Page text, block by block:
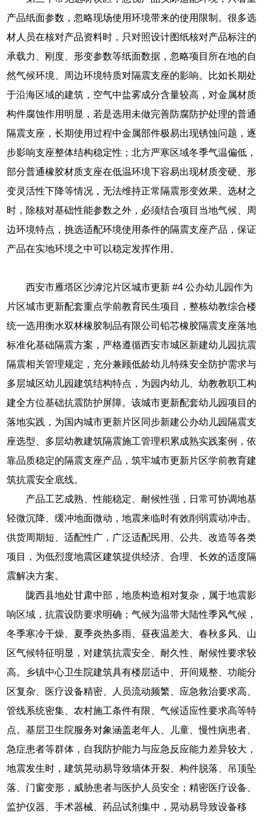
产品纸面参数，忽略现场使用环境带来的使用限制。很多选
材人员在核对产品资料时，只对照设计图纸核对产品标注的
承载力、刚度、形变参数等纸面数据，忽略项目所在地的自
然气候环境、周边环境特质对隔震支座的影响。比如长期处
于沿海区域的建筑，空气中盐雾成分含量较高，对金属材质
构件腐蚀作用明显，若是选用未做完善防腐防护处理的普通
隔震支座，长期使用过程中金属部件极易出现锈蚀问题，逐
步影响支座整体结构稳定性；北方严寒区域冬季气温偏低，
部分普通橡胶材质支座在低温环境下容易出现材质变硬、形
变灵活性下降等情况，无法维持正常隔震形变效果。选材之
时，除核对基础性能参数之外，必须结合项目当地气候、周
边环境特点，挑选适配环境使用条件的隔震支座产品，保证
产品在实地环境之中可以稳定发挥作用。
西安市雁塔区沙滹沱片区城市更新 #4 公办幼儿园作为
片区城市更新配套重点学前教育民生项目，整栋幼教综合楼
统一选用衡水双林橡胶制品有限公司铅芯橡胶隔震支座落地
标准化基础隔震方案，严格遵循西安市城区新建幼儿园抗震
隔震相关管理规定，充分兼顾低龄幼儿特殊安全防护需求与
多层城区幼儿园建筑结构特点，为园内幼儿、幼教教职工构
建全方位基础抗震防护屏障。该城市更新配套幼儿园项目的
落地实践，为国内城市更新片区同步新建公办幼儿园隔震支
座选型、多层幼教建筑隔震施工管理积累成熟实践案例，依
靠品质稳定的隔震支座产品，筑牢城市更新片区学前教育建
筑抗震安全底线。
产品工艺成熟、性能稳定、耐候性强，日常可协调地基
轻微沉降、缓冲地面微动，地震来临时有效削弱震动冲击。
供货周期短、适配性广，广泛适配民用、公共、改造等各类
项目，为低烈度地震区建筑提供经济、合理、长效的适度隔
震解决方案。
陇西县地处甘肃中部，地质构造相对复杂，属于地震影
响区域，抗震设防要求明确；气候为温带大陆性季风气候，
冬季寒冷干燥、夏季炎热多雨、昼夜温差大、春秋多风、山
区气候特征明显，对建筑抗震安全、耐久性、耐候性要求较
高。乡镇中心卫生院建筑具有楼层适中、开间规整、功能分
区复杂、医疗设备精密、人员流动频繁、应急救治要求高、
管线系统密集、农村施工条件有限、气候适应性要求高等特
点。基层卫生院服务对象涵盖老年人、儿童、慢性病患者、
急症患者等群体，自我防护能力与应急反应能力差异较大，
地震发生时，建筑晃动易导致墙体开裂、构件脱落、吊顶坠
落、门窗变形，威胁患者与医护人员安全；精密医疗设备、
监护仪器、手术器械、药品试剂集中，晃动易导致设备移